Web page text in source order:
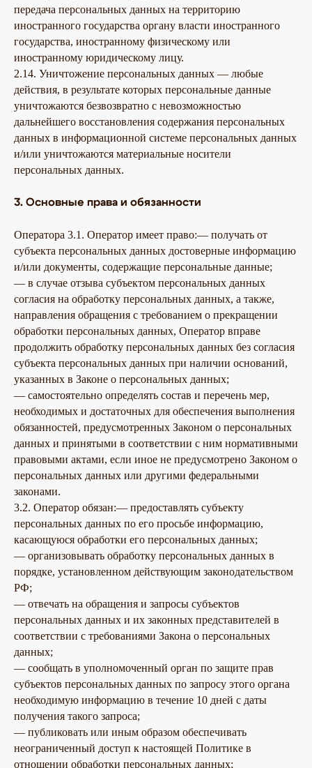
передача персональных данных на территорию
иностранного государства органу власти иностранного
государства, иностранному физическому или
иностранному юридическому лицу.
2.14. Уничтожение персональных данных — любые
действия, в результате которых персональные данные
уничтожаются безвозвратно с невозможностью
дальнейшего восстановления содержания персональных
данных в информационной системе персональных данных
и/или уничтожаются материальные носители
персональных данных.
3. Основные права и обязанности
Оператора 3.1. Оператор имеет право:— получать от
субъекта персональных данных достоверные информацию
и/или документы, содержащие персональные данные;
— в случае отзыва субъектом персональных данных
согласия на обработку персональных данных, а также,
направления обращения с требованием о прекращении
обработки персональных данных, Оператор вправе
продолжить обработку персональных данных без согласия
субъекта персональных данных при наличии оснований,
указанных в Законе о персональных данных;
— самостоятельно определять состав и перечень мер,
необходимых и достаточных для обеспечения выполнения
обязанностей, предусмотренных Законом о персональных
данных и принятыми в соответствии с ним нормативными
правовыми актами, если иное не предусмотрено Законом о
персональных данных или другими федеральными
законами.
3.2. Оператор обязан:— предоставлять субъекту
персональных данных по его просьбе информацию,
касающуюся обработки его персональных данных;
— организовывать обработку персональных данных в
порядке, установленном действующим законодательством
РФ;
— отвечать на обращения и запросы субъектов
персональных данных и их законных представителей в
соответствии с требованиями Закона о персональных
данных;
— сообщать в уполномоченный орган по защите прав
субъектов персональных данных по запросу этого органа
необходимую информацию в течение 10 дней с даты
получения такого запроса;
— публиковать или иным образом обеспечивать
неограниченный доступ к настоящей Политике в
отношении обработки персональных данных;